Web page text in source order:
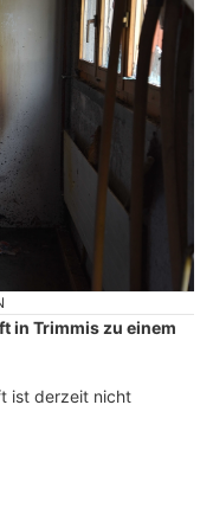
in Trimmis zu einem
ist derzeit nicht